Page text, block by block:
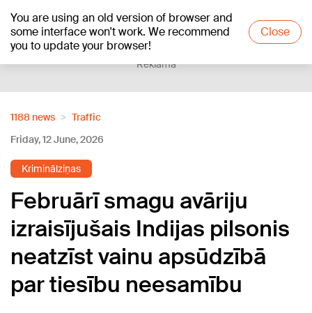
You are using an old version of browser and
some interface won't work. We recommend
you to update your browser!
Close
+21°C
Reklāma
1188 news
Traffic
Friday, 12 June, 2026
Kriminālziņas
Februārī smagu avāriju
izraisījušais Indijas pilsonis
neatzīst vainu apsūdzībā
par tiesību neesamību